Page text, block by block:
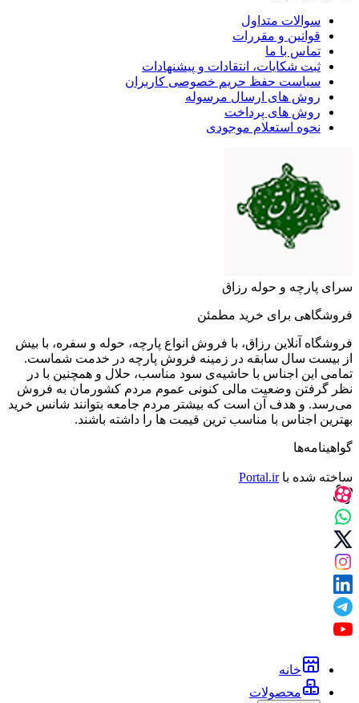
سوالات متداول
قوانین و مقررات
تماس با ما
ثبت شکایات، انتقادات و پیشنهادات
سیاست حفظ حریم خصوصی کاربران
روش های ارسال مرسوله
روش های پرداخت
نحوه استعلام موجودی
سرای پارچه و حوله رزاق
فروشگاهی برای خرید مطمئن
فروشگاه آنلاین رزاق، با فروش انواع پارچه، حوله و سفره، با بیش
از بیست سال سابقه در زمینه فروش پارچه در خدمت شماست.
تمامی این اجناس با حاشیه‌ی سود مناسب، حلال و همچنین با در
نظر گرفتن وضعیت مالی کنونی عموم مردم کشورمان به فروش
می‌رسد. و هدف آن است که بیشتر مردم جامعه بتوانند شانس خرید
بهترین اجناس با مناسب ترین قیمت ها را داشته باشند.
گواهینامه‌ها
ساخته شده باPortal.ir
خانه
محصولات